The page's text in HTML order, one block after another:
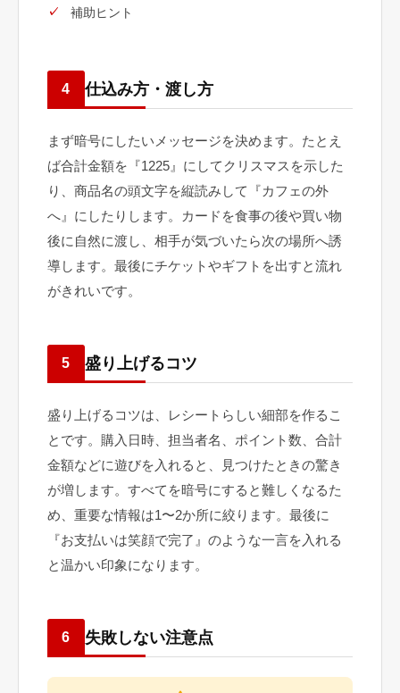
補助ヒント
4 仕込み方・渡し方
まず暗号にしたいメッセージを決めます。たとえ
ば合計金額を『1225』にしてクリスマスを示した
り、商品名の頭文字を縦読みして『カフェの外
へ』にしたりします。カードを食事の後や買い物
後に自然に渡し、相手が気づいたら次の場所へ誘
導します。最後にチケットやギフトを出すと流れ
がきれいです。
5 盛り上げるコツ
盛り上げるコツは、レシートらしい細部を作るこ
とです。購入日時、担当者名、ポイント数、合計
金額などに遊びを入れると、見つけたときの驚き
が増します。すべてを暗号にすると難しくなるた
め、重要な情報は1〜2か所に絞ります。最後に
『お支払いは笑顔で完了』のような一言を入れる
と温かい印象になります。
6 失敗しない注意点